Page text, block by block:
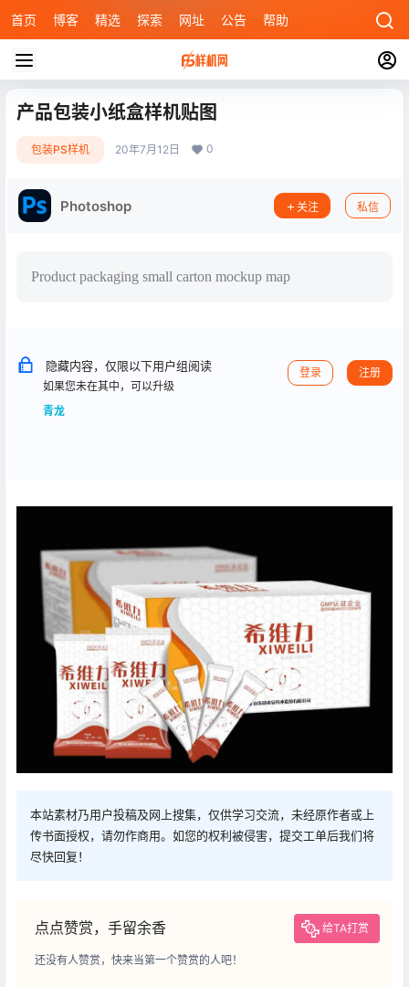
首页 博客 精选 探索 网址 公告 帮助
产品包装小纸盒样机贴图
包装PS样机 20年7月12日 0
Photoshop 关注 私信
Product packaging small carton mockup map
隐藏内容，仅限以下用户组阅读
如果您未在其中，可以升级
青龙
登录 注册
本站素材乃用户投稿及网上搜集，仅供学习交流，未经原作者或上
传书面授权，请勿作商用。如您的权利被侵害，提交工单后我们将
尽快回复！
点点赞赏，手留余香 给TA打赏
还没有人赞赏，快来当第一个赞赏的人吧！